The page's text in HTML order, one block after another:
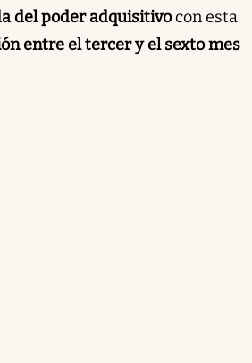
del poder adquisitivocon esta
entre el tercer y el sexto mes